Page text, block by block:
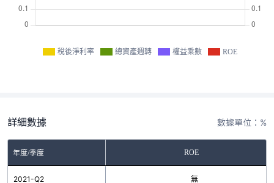
稅後淨利率 總資產週轉 權益乘數 ROE
詳細數據 數據單位：%
年度/季度 ROE
2021-Q2 無